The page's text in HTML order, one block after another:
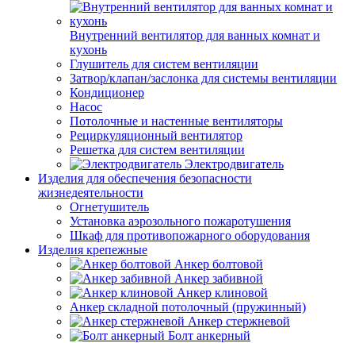
Внутренний вентилятор для ванных комнат и
кухонь
Глушитель для систем вентиляции
Затвор/клапан/заслонка для системы вентиляции
Кондиционер
Насос
Потолочные и настенные вентиляторы
Рециркуляционный вентилятор
Решетка для систем вентиляции
Электродвигатель
Изделия для обеспечения безопасности
жизнедеятельности
Огнетушитель
Установка аэрозольного пожаротушения
Шкаф для противопожарного оборудования
Изделия крепежные
Анкер болтовой
Анкер забивной
Анкер клиновой
Анкер складной потолочный (пружинный)
Анкер стержневой
Болт анкерный